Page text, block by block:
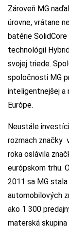
Zároveň MG
úrovne, vrátane
batérie
technológií
svojej triede.
spoločnosti MG
inteligentnejšej a
Európe.
Neustále
rozmach značky
roka oslávila
európskom trhu.
2011 sa MG
automobilových
ako 1 300
materská